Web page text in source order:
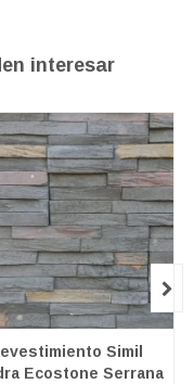
interesar
Simil
Ecostone Serrana
